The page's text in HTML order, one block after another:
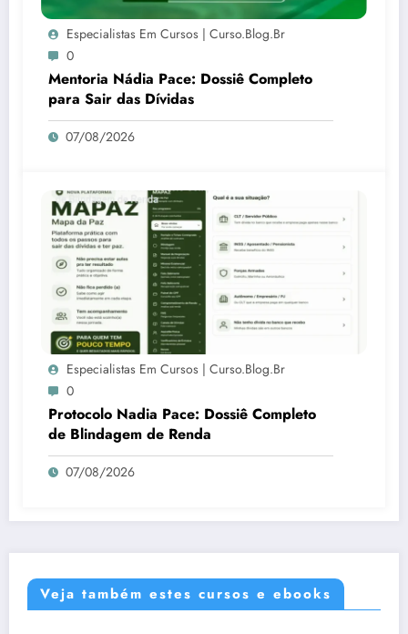
Especialistas Em Cursos | Curso.blog.br
0
Mentoria Nádia Pace: Dossiê Completo
para Sair das Dívidas
07/08/2026
Especialistas Em Cursos | Curso.blog.br
0
Protocolo Nadia Pace: Dossiê Completo
de Blindagem de Renda
07/08/2026
Veja também estes cursos e ebooks